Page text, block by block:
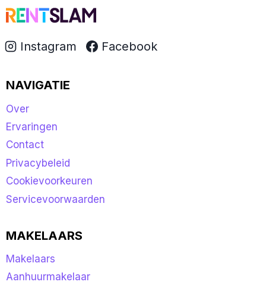
HUURWONINGEN
TOEGESTUURD,
NU?
Instagram Facebook
NAVIGATIE
Over
Ervaringen
Contact
Privacybeleid
Cookievoorkeuren
Servicevoorwaarden
MAKELAARS
Makelaars
Aanhuurmakelaar